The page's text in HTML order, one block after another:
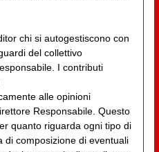
chi si autogestiscono con
del collettivo
I contributi
alle opinioni
Responsabile. Questo
quanto riguarda ogni tipo di
di composizione di eventuali